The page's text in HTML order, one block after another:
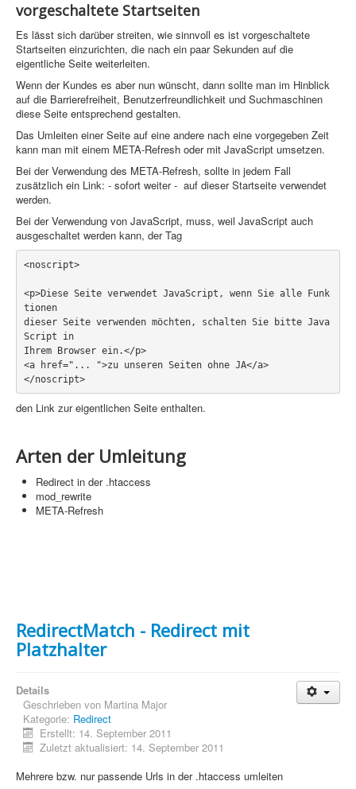
Sicherheit
Home
PovRay
PHP
Webdesign
CMS
Grafik
JavaScript
Sicherheit
Home
PovRay
PHP
Webdesign
JavaScript
PHP
Webdesign
CMS
Grafik
JavaScript
Sicherheit
vorgeschaltete Startseiten
Es lässt sich darüber streiten, wie sinnvoll es ist vorgeschaltete
Startseiten einzurichten, die nach ein paar Sekunden auf die
eigentliche Seite weiterleiten.
Wenn der Kundes es aber nun wünscht, dann sollte man im Hinblick
auf die Barrierefreiheit, Benutzerfreundlichkeit und Suchmaschinen
diese Seite entsprechend gestalten.
Das Umleiten einer Seite auf eine andere nach eine vorgegeben Zeit
kann man mit einem META-Refresh oder mit JavaScript umsetzen.
Bei der Verwendung des META-Refresh, sollte in jedem Fall
zusätzlich ein Link: - sofort weiter - auf dieser Startseite verwendet
werden.
Bei der Verwendung von JavaScript, muss, weil JavaScript auch
ausgeschaltet werden kann, der Tag
<noscript>
<p>Diese Seite verwendet JavaScript, wenn Sie alle Funk
tionen
dieser Seite verwenden möchten, schalten Sie bitte Java
Script in
Ihrem Browser ein.</p>
<a href="... ">zu unseren Seiten ohne JA</a>
</noscript>
den Link zur eigentlichen Seite enthalten.
Arten der Umleitung
Redirect in der .htaccess
mod_rewrite
META-Refresh
RedirectMatch - Redirect mit
Platzhalter
Details
Geschrieben von Martina Major
Kategorie: Redirect
Erstellt: 14. September 2011
Zuletzt aktualisiert: 14. September 2011
Mehrere bzw. nur passende Urls in der .htaccess umleiten